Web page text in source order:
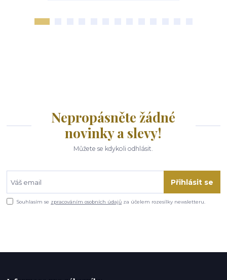
Nepropásněte žádné
novinky a slevy!
Můžete se kdykoli odhlásit.
Přihlásit se
Souhlasím se zpracováním osobních údajů za účelem rozesílky newsletteru.